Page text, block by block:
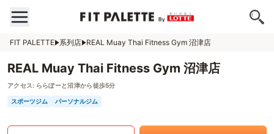
FIT PALETTE 系列店 REAL Muay Thai Fitness Gym 沼津店
REAL Muay Thai Fitness Gym 沼津店
アクセス: ららぽーと沼津から徒歩5分
スポーツジム パーソナルジム